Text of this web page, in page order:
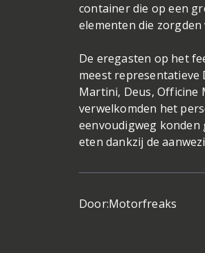
container die op een
elementen die
De eregasten op het
meest representatieve
Martini, Deus, Officine
verwelkomden het
eenvoudigweg konden
eten dankzij de
Door:Motorfreaks